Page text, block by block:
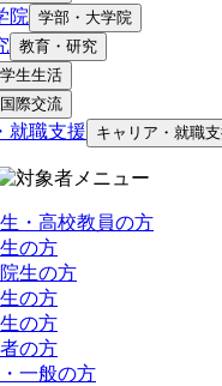
院 学部・大学院
教育・研究
学生生活
国際交流
就職支援 キャリア・就職
・高校教員の方
の方
生の方
の方
の方
の方
一般の方